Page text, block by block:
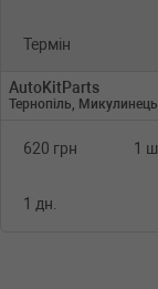
Термін
AutoKitParts
Тернопіль,
620 грн 1
1 дн.